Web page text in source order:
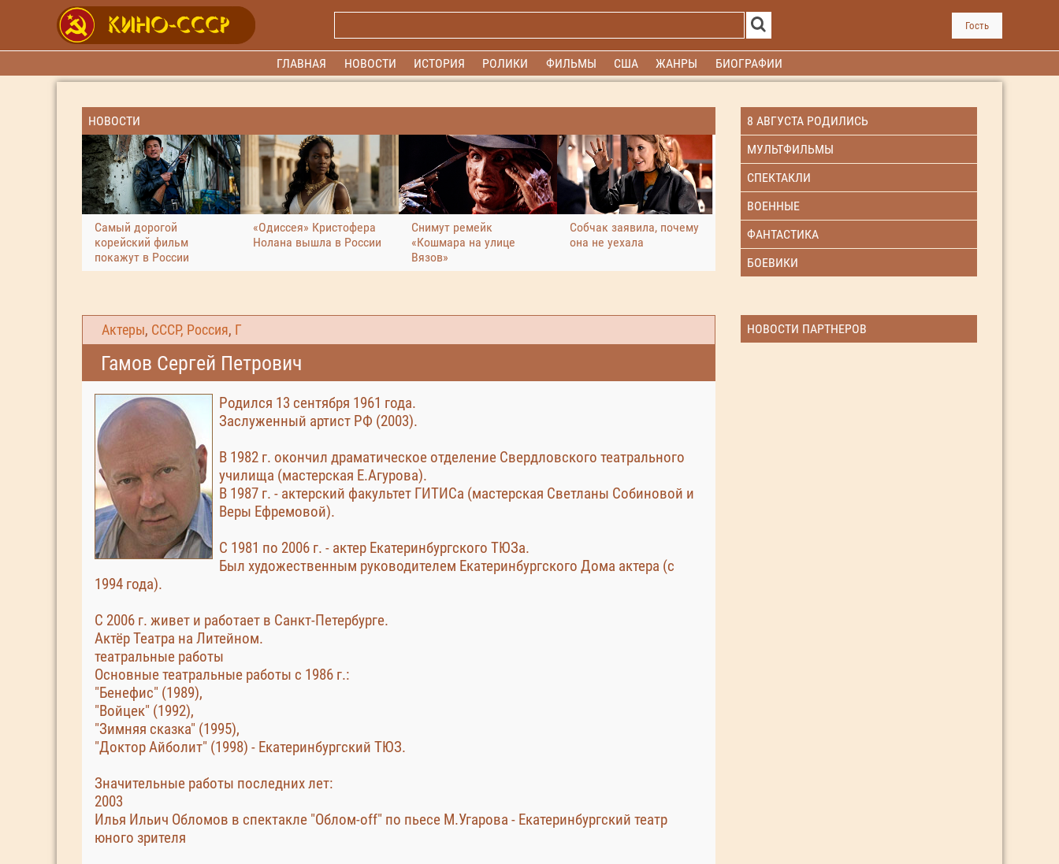
Гость
ГЛАВНАЯ НОВОСТИ ИСТОРИЯ РОЛИКИ ФИЛЬМЫ США ЖАНРЫ БИОГРАФИИ
НОВОСТИ
Самый дорогой
корейский фильм
покажут в России
«Одиссея» Кристофера
Нолана вышла в России
Снимут ремейк
«Кошмара на улице
Вязов»
Собчак заявила, почему
она не уехала
8 АВГУСТА РОДИЛИСЬ
МУЛЬТФИЛЬМЫ
СПЕКТАКЛИ
ВОЕННЫЕ
ФАНТАСТИКА
БОЕВИКИ
Актеры, СССР, Россия, Г
Гамов Сергей Петрович
Родился 13 сентября 1961 года.
Заслуженный артист РФ (2003).
В 1982 г. окончил драматическое отделение Свердловского театрального
училища (мастерская Е.Агурова).
В 1987 г. - актерский факультет ГИТИСа (мастерская Светланы Собиновой и
Веры Ефремовой).
С 1981 по 2006 г. - актер Екатеринбургского ТЮЗа.
Был художественным руководителем Екатеринбургского Дома актера (с
1994 года).
С 2006 г. живет и работает в Санкт-Петербурге.
Актёр Театра на Литейном.
театральные работы
Основные театральные работы с 1986 г.:
"Бенефис" (1989),
"Войцек" (1992),
"Зимняя сказка" (1995),
"Доктор Айболит" (1998) - Екатеринбургский ТЮЗ.
Значительные работы последних лет:
2003
Илья Ильич Обломов в спектакле "Облом-off" по пьесе М.Угарова - Екатеринбургский театр
юного зрителя
НОВОСТИ ПАРТНЕРОВ